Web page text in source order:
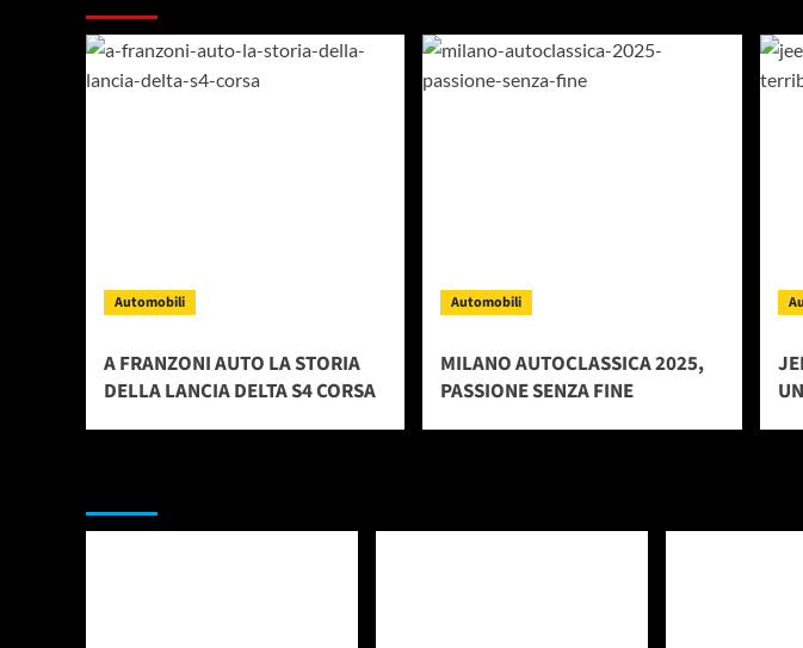
Automobili
A FRANZONI AUTO LA STORIA
DELLA LANCIA DELTA S4 CORSA
Automobili
MILANO AUTOCLASSICA 2025,
PASSIONE SENZA FINE